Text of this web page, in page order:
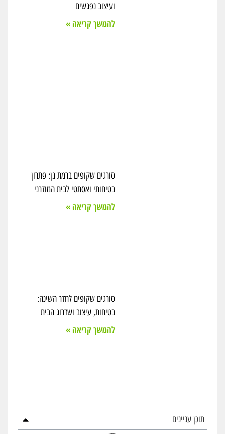
ועיצוב נפגשים
להמשך קריאה »
סורגים שקופים ברמת גן: פתרון
בטיחותי ואסתטי לבית המודרני
להמשך קריאה »
סורגים שקופים לחדר השינה:
בטיחות, עיצוב ושדרוג הבית
להמשך קריאה »
תוכן עניינים